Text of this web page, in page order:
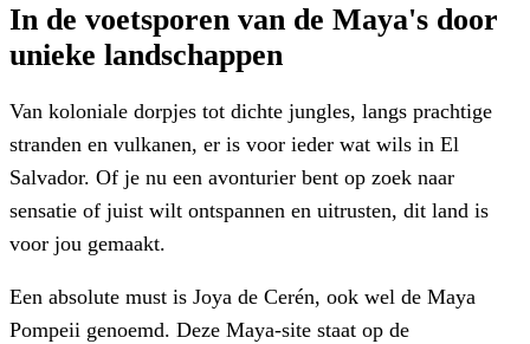
In de voetsporen van de Maya's door
unieke landschappen
Van koloniale dorpjes tot dichte jungles, langs prachtige
stranden en vulkanen, er is voor ieder wat wils in El
Salvador. Of je nu een avonturier bent op zoek naar
sensatie of juist wilt ontspannen en uitrusten, dit land is
voor jou gemaakt.
Een absolute must is Joya de Cerén, ook wel de Maya
Pompeii genoemd. Deze Maya-site staat op de